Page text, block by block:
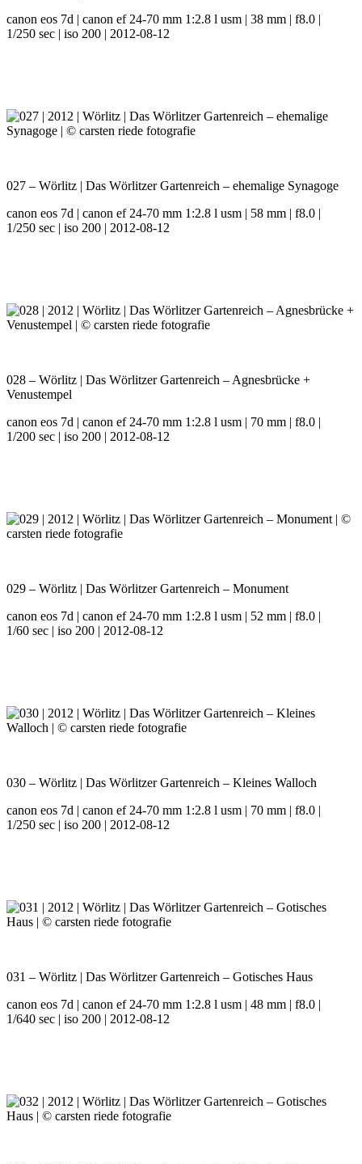
canon eos 7d | canon ef 24-70 mm 1:2.8 l usm | 38 mm | f8.0 |
1/250 sec | iso 200 | 2012-08-12
027 – Wörlitz | Das Wörlitzer Gartenreich – ehemalige Synagoge
canon eos 7d | canon ef 24-70 mm 1:2.8 l usm | 58 mm | f8.0 |
1/250 sec | iso 200 | 2012-08-12
028 – Wörlitz | Das Wörlitzer Gartenreich – Agnesbrücke +
Venustempel
canon eos 7d | canon ef 24-70 mm 1:2.8 l usm | 70 mm | f8.0 |
1/200 sec | iso 200 | 2012-08-12
029 – Wörlitz | Das Wörlitzer Gartenreich – Monument
canon eos 7d | canon ef 24-70 mm 1:2.8 l usm | 52 mm | f8.0 |
1/60 sec | iso 200 | 2012-08-12
030 – Wörlitz | Das Wörlitzer Gartenreich – Kleines Walloch
canon eos 7d | canon ef 24-70 mm 1:2.8 l usm | 70 mm | f8.0 |
1/250 sec | iso 200 | 2012-08-12
031 – Wörlitz | Das Wörlitzer Gartenreich – Gotisches Haus
canon eos 7d | canon ef 24-70 mm 1:2.8 l usm | 48 mm | f8.0 |
1/640 sec | iso 200 | 2012-08-12